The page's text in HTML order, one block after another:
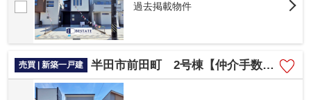
過去掲載物件
売買 | 新築一戸建 半田市前田町 2号棟【仲介手数料0円】